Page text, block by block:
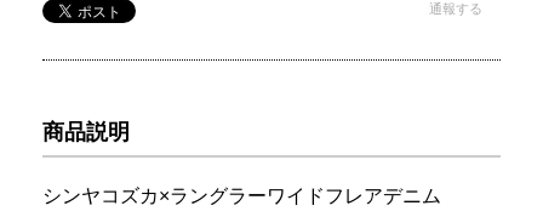
通報する
商品説明
シンヤコズカ×ラングラーワイドフレアデニム